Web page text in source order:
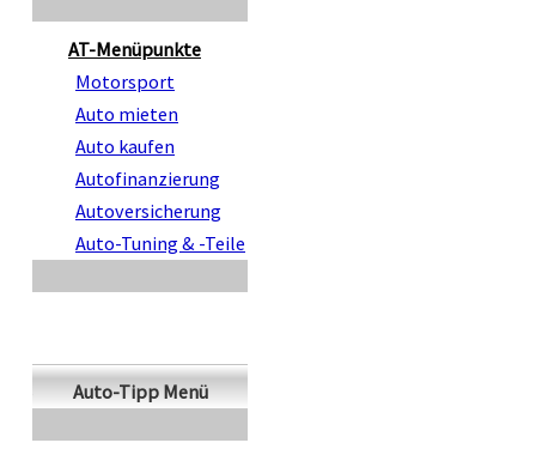
AT-Menüpunkte
Motorsport
Auto mieten
Auto kaufen
Autofinanzierung
Autoversicherung
Auto-Tuning & -Teile
Auto-Tipp Menü